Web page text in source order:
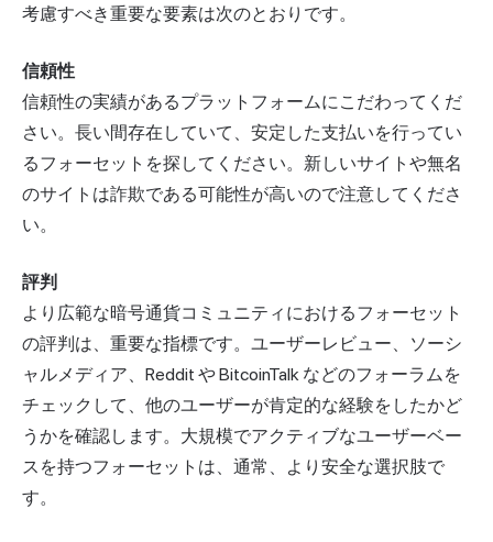
考慮すべき重要な要素は次のとおりです。
信頼性
信頼性の実績があるプラットフォームにこだわってくだ
さい。長い間存在していて、安定した支払いを行ってい
るフォーセットを探してください。新しいサイトや無名
のサイトは詐欺である可能性が高いので注意してくださ
い。
評判
より広範な暗号通貨コミュニティにおけるフォーセット
の評判は、重要な指標です。ユーザーレビュー、ソーシ
ャルメディア、Reddit や BitcoinTalk などのフォーラムを
チェックして、他のユーザーが肯定的な経験をしたかど
うかを確認します。大規模でアクティブなユーザーベー
スを持つフォーセットは、通常、より安全な選択肢で
す。